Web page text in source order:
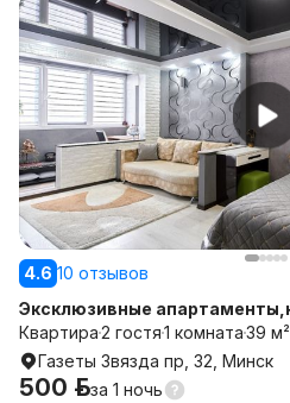
4.6 10 отзывов
Эксклюзивные апартаменты,новый дизайн-
ремонт,м.Петровщина.
Квартира2 гостя1 комната39 м²
Газеты Звязда пр, 32, Минск
500 р.за 1 ночь